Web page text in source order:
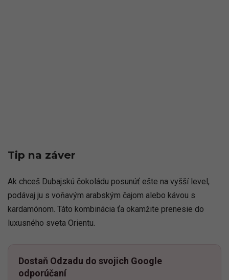
Tip na záver
Ak chceš Dubajskú čokoládu posunúť ešte na vyšší level,
podávaj ju s voňavým arabským čajom alebo kávou s
kardamónom. Táto kombinácia ťa okamžite prenesie do
luxusného sveta Orientu.
Dostaň Odzadu do svojich Google
odporúčaní